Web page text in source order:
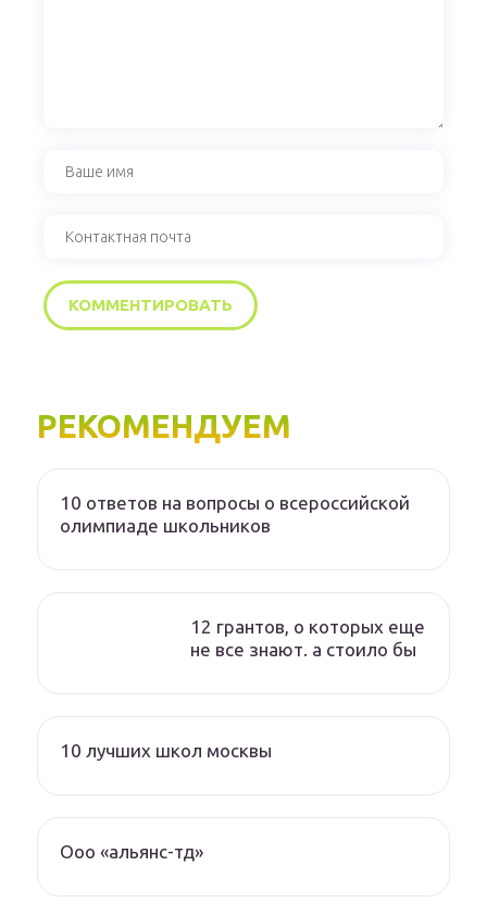
РЕКОМЕНДУЕМ
10 ответов на вопросы о всероссийской
олимпиаде школьников
12 грантов, о которых еще
не все знают. а стоило бы
10 лучших школ москвы
Ооо «альянс-тд»